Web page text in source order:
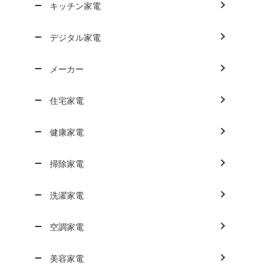
キッチン家電
デジタル家電
メーカー
住宅家電
健康家電
掃除家電
洗濯家電
空調家電
美容家電